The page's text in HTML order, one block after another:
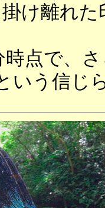
け離れ
点で、
いう信じ